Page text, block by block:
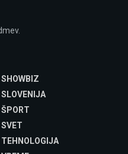
SHOWBIZ
SLOVENIJA
ŠPORT
SVET
TEHNOLOGIJA